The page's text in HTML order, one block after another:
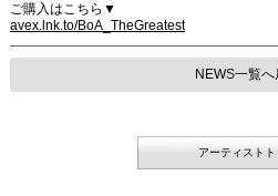
ご購入はこちら▼
avex.lnk.to/BoA_TheGreatest
NEWS一覧へ
アーティストト
FANCLUB